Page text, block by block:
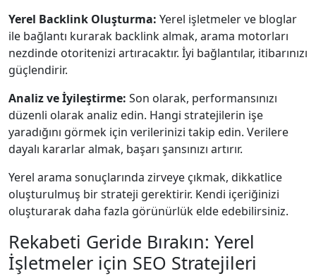
Yerel Backlink Oluşturma: Yerel işletmeler ve bloglar
ile bağlantı kurarak backlink almak, arama motorları
nezdinde otoritenizi artıracaktır. İyi bağlantılar, itibarınızı
güçlendirir.
Analiz ve İyileştirme: Son olarak, performansınızı
düzenli olarak analiz edin. Hangi stratejilerin işe
yaradığını görmek için verilerinizi takip edin. Verilere
dayalı kararlar almak, başarı şansınızı artırır.
Yerel arama sonuçlarında zirveye çıkmak, dikkatlice
oluşturulmuş bir strateji gerektirir. Kendi içeriğinizi
oluşturarak daha fazla görünürlük elde edebilirsiniz.
Rekabeti Geride Bırakın: Yerel
İşletmeler için SEO Stratejileri